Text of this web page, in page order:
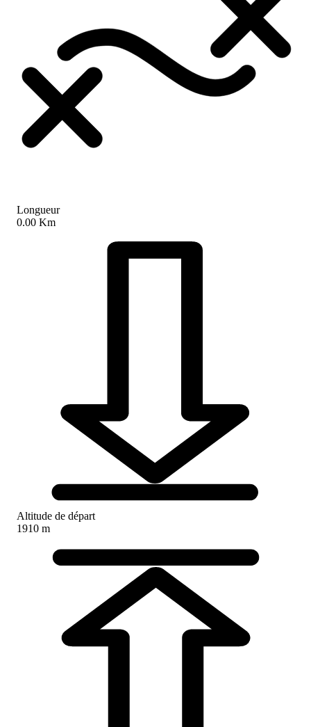
Longueur
0.00 Km
Altitude de départ
1910 m